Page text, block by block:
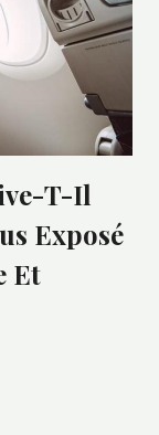
T-Il
Exposé
Et